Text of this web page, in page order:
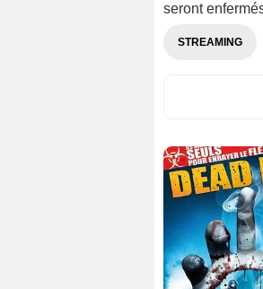
seront
STREAMING